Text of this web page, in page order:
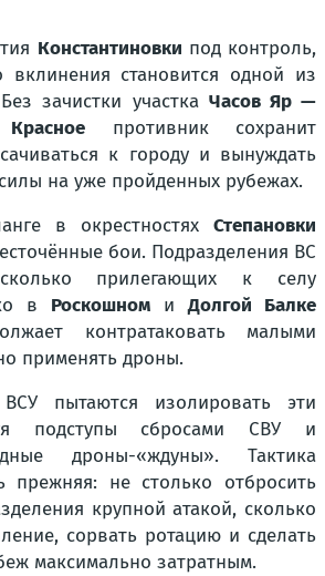
Константиновки под контроль,
вклинения становится одной из
зачистки участка Часов Яр —
противник сохранит
к городу и вынуждать
на уже пройденных рубежах.
в окрестностях Степановки
бои. Подразделения ВС
прилегающих к селу
в Роскошном иДолгой Балке
контратаковать малыми
применять дроны.
пытаются изолировать эти
подступы сбросами СВУ и
дроны-«ждуны». Тактика
прежняя: не столько отбросить
крупной атакой, сколько
сорвать ротацию и сделать
максимально затратным.